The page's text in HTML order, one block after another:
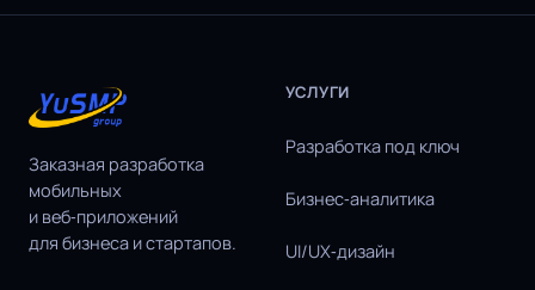
Заказная разработка
мобильных
и веб‑приложений
для бизнеса и стартапов.
УСЛУГИ
Разработка под ключ
Бизнес‑аналитика
UI/UX‑дизайн